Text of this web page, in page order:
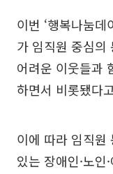
이번 ‘행복나눔
가 임직원 중심의
어려운 이웃들과
하면서 비롯됐다
이에 따라 임직원
있는 장애인·노